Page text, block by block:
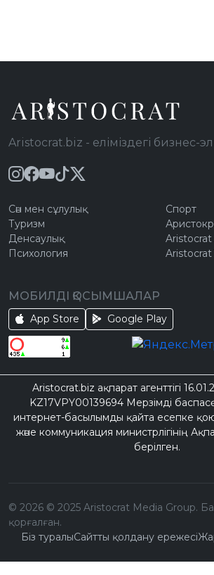
Aristocrat.biz - еліміздегі бизнес-
Сән мен сұлулық
Туризм
Денсаулық
Психология
Спорт
Aristocrat
МОБИЛДІ ҚОСЫМШАЛАР
App Store Google Play
Aristocrat.biz ақпарат агенттігі
KZ17VPY00139694 Мерзімді
интернет-басылымды қайта есепке
және коммуникация министрлігінің
берілген.
© 2026 © 2025 Aristocrat Media Group.
қорғалған.
Біз туралыСайтты қолдану ережесі